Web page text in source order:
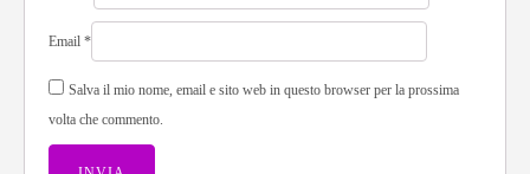
Email *
Salva il mio nome, email e sito web in questo browser per la prossima
volta che commento.